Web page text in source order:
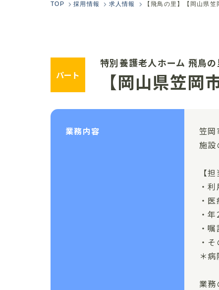
TOP 採用情報 求人情報 【飛鳥の里】【岡山県
パート
特別養護老人ホーム 飛鳥
【岡山県笠岡
業務内容
笠岡
施設
【
・
・
・
・
・
＊
業務